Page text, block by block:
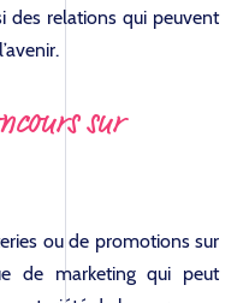
des relations qui peuvent
sur
ou de promotions sur
de marketing qui peut